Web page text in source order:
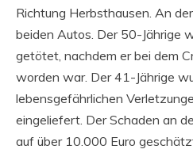
Richtung Herbsthausen. An
beiden Autos. Der 50-Jährige
getötet, nachdem er bei dem
worden war. Der 41-Jährige
lebensgefährlichen
eingeliefert. Der Schaden an
auf über 10.000 Euro